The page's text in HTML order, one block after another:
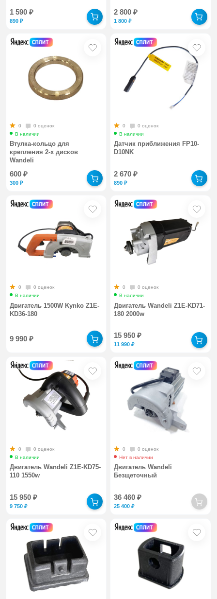
1 590₽
890₽
2 800₽
1 800₽
0
0 оценок
В наличии
Втулка-кольцо для
крепления 2-х дисков
Wandeli
600₽
300₽
0
0 оценок
В наличии
Датчик приближения FP10-
D10NK
2 670₽
890₽
0
0 оценок
В наличии
Двигатель 1500W Kynko Z1E-
KD36-180
9 990₽
0
0 оценок
В наличии
Двигатель Wandeli Z1E-KD71-
180 2000w
15 950₽
11 990₽
0
0 оценок
В наличии
Двигатель Wandeli Z1E-KD75-
110 1550w
15 950₽
9 750₽
0
0 оценок
Нет в наличии
Двигатель Wandeli
Безщеточный
36 460₽
25 400₽